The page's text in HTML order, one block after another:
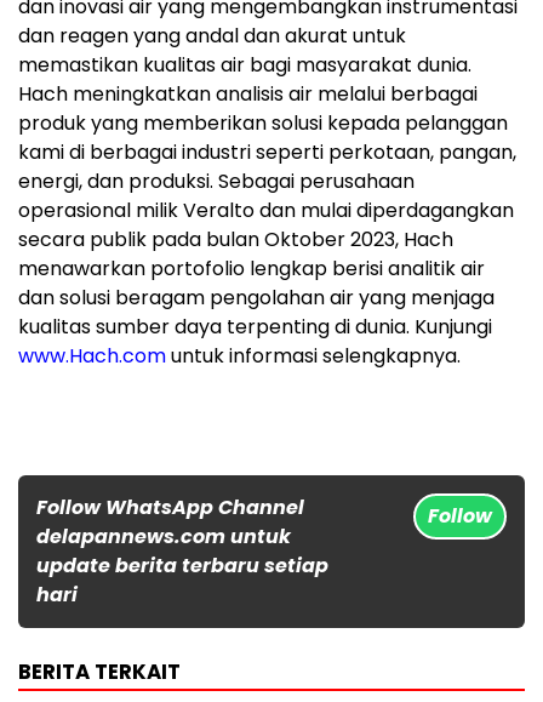
dan inovasi air yang mengembangkan instrumentasi
dan reagen yang andal dan akurat untuk
memastikan kualitas air bagi masyarakat dunia.
Hach meningkatkan analisis air melalui berbagai
produk yang memberikan solusi kepada pelanggan
kami di berbagai industri seperti perkotaan, pangan,
energi, dan produksi. Sebagai perusahaan
operasional milik Veralto dan mulai diperdagangkan
secara publik pada bulan Oktober 2023, Hach
menawarkan portofolio lengkap berisi analitik air
dan solusi beragam pengolahan air yang menjaga
kualitas sumber daya terpenting di dunia. Kunjungi
www.Hach.comuntuk informasi selengkapnya.
Follow WhatsApp Channel
delapannews.com untuk
update berita terbaru setiap
hari
Follow
BERITA TERKAIT